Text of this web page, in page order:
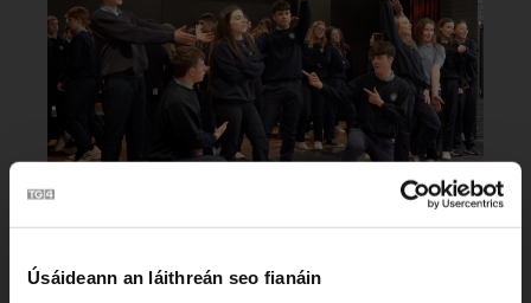
Úsáideann an láithreán seo fianáin